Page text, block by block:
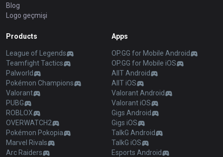
Blog
Logo geçmişi
Products
League of Legends
Teamfight Tactics
Palworld
Pokémon Champions
Valorant
PUBG
ROBLOX
OVERWATCH2
Pokémon Pokopia
Marvel Rivals
Arc Raiders
Apps
OP.GG for Mobile Android
OP.GG for Mobile iOS
AllT Android
AllT iOS
Valorant Android
Valorant iOS
Gigs Android
Gigs iOS
TalkG Android
TalkG iOS
Esports Android